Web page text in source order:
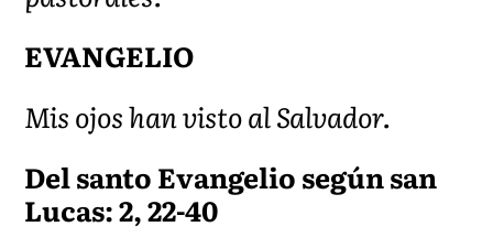
EVANGELIO
Mis ojos han visto al Salvador.
Del santo Evangelio según san
Lucas: 2, 22-40